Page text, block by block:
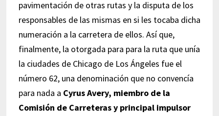
pavimentación de otras rutas y la disputa de los
responsables de las mismas en si les tocaba dicha
numeración a la carretera de ellos. Así que,
finalmente, la otorgada para para la ruta que unía
la ciudades de Chicago de Los Ángeles fue el
número 62, una denominación que no convencía
para nada a Cyrus Avery, miembro de la
Comisión de Carreteras y principal impulsor